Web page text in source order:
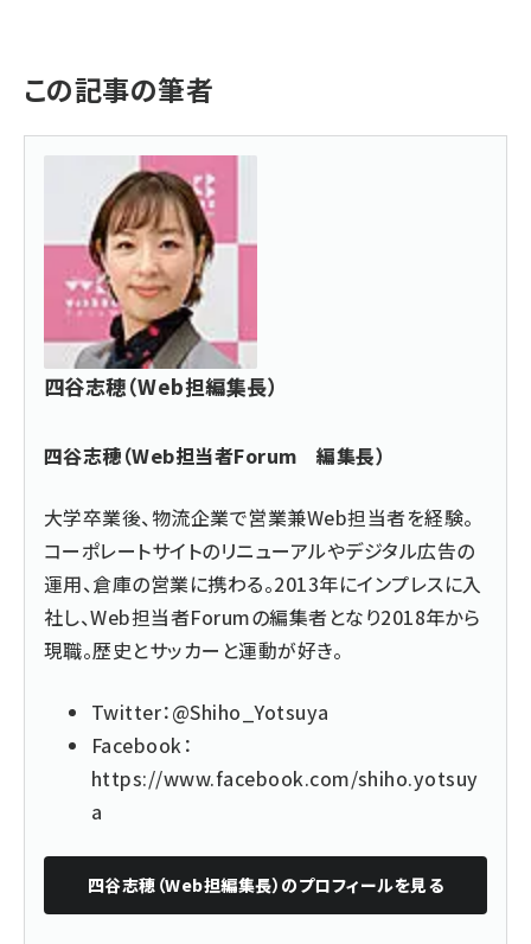
この記事の筆者
四谷志穂（Web担編集長）
四谷志穂（Web担当者Forum 編集長）
大学卒業後、物流企業で営業兼Web担当者を経験。
コーポレートサイトのリニューアルやデジタル広告の
運用、倉庫の営業に携わる。2013年にインプレスに入
社し、Web担当者Forumの編集者となり2018年から
現職。歴史とサッカーと運動が好き。
Twitter：@Shiho_Yotsuya
Facebook：
https://www.facebook.com/shiho.yotsuy
a
四谷志穂（Web担編集長） のプロフィールを見る